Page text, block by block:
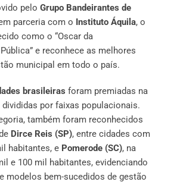
pelo Grupo Bandeirantes de
parceria com o Instituto Áquila, o
como o “Oscar da
e reconhece as melhores
municipal em todo o país.
brasileiras foram premiadas na
divididas por faixas populacionais.
também foram reconhecidos
Dirce Reis (SP), entre cidades com
habitantes, e Pomerode (SC), na
e 100 mil habitantes, evidenciando
modelos bem-sucedidos de gestão